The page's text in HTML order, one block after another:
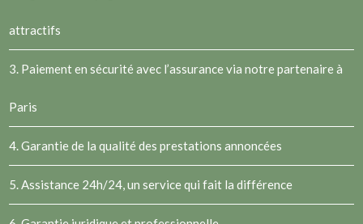
attractifs
3. Paiement en sécurité avec l’assurance via notre partenaire à
Paris
4. Garantie de la qualité des prestations annoncées
5. Assistance 24h/24, un service qui fait la différence